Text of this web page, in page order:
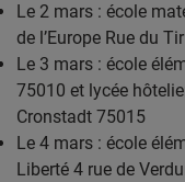
Le 2 mars : école
de l’Europe Rue du
Le 3 mars : école
75010 et lycée
Cronstadt 75015
Le 4 mars : école
Liberté 4 rue de